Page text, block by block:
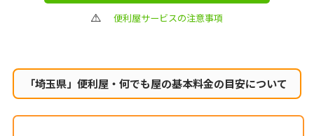
便利屋サービスの注意事項
「埼玉県」便利屋・何でも屋の基本料金の目安について